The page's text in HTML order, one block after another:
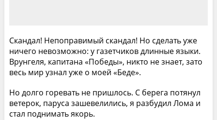
Скандал! Непоправимый скандал! Но сделать уже
ничего невозможно: у газетчиков длинные языки.
Врунгеля, капитана «Победы», никто не знает, зато
весь мир узнал уже о моей «Беде».
Но долго горевать не пришлось. С берега потянул
ветерок, паруса зашевелились, я разбудил Лома и
стал поднимать якорь.